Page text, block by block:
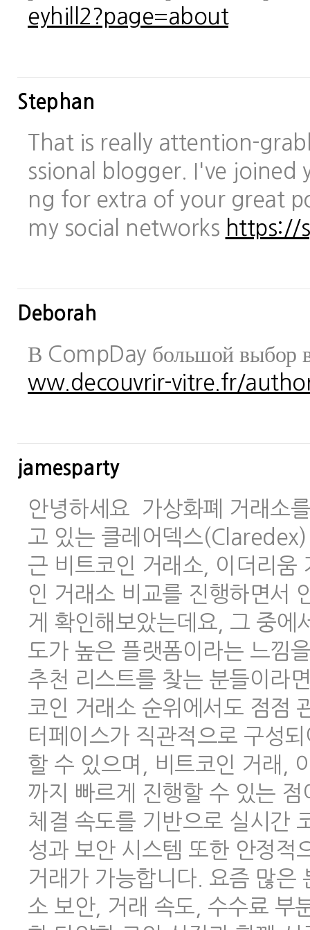
eyhill2?page=about
Stephan
That is really attention-
ssional blogger. I've joined
ng for extra of your great
my social networks https://
Deborah
В CompDay большой выбор
ww.decouvrir-vitre.fr/
jamesparty
안녕하세요 가상화폐 거래소
고 있는 클레어덱스
근 비트코인 거래소, 이더리움
인 거래소 비교를 진행하면서
게 확인해보았는데요, 그 중에
도가 높은 플랫폼이라는 느낌
추천 리스트를 찾는 분들이라
코인 거래소 순위에서도 점점
터페이스가 직관적으로 구성
할 수 있으며, 비트코인 거래,
까지 빠르게 진행할 수 있는
체결 속도를 기반으로 실시간
성과 보안 시스템 또한 안정적
거래가 가능합니다. 요즘 많은
소 보안, 거래 속도, 수수료 부